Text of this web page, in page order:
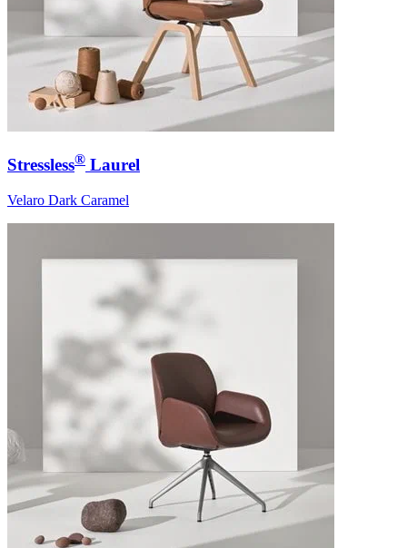
Stressless® Laurel
Velaro Dark Caramel